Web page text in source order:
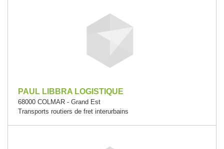
PAUL LIBBRA LOGISTIQUE
68000 COLMAR - Grand Est
Transports routiers de fret interurbains